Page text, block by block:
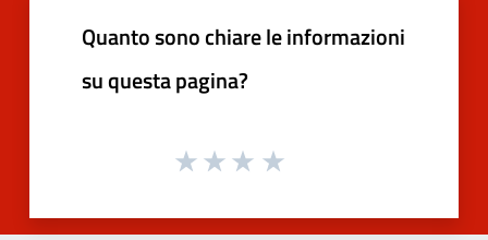
Quanto sono chiare le informazioni
su questa pagina?